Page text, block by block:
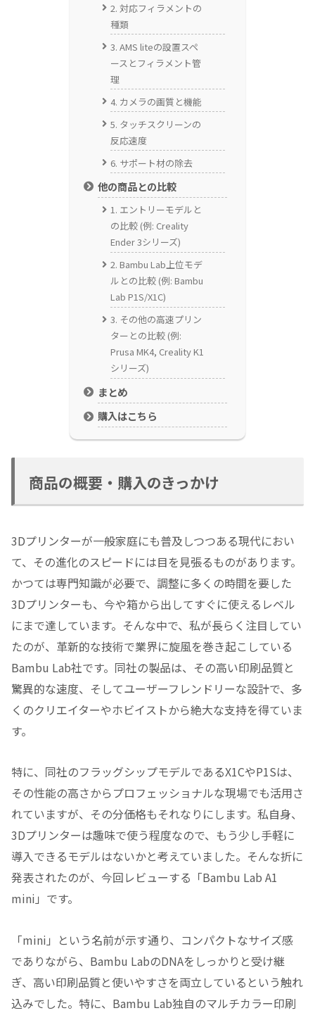
2. 対応フィラメントの
種類
3. AMS liteの設置スペ
ースとフィラメント管
理
4. カメラの画質と機能
5. タッチスクリーンの
反応速度
6. サポート材の除去
他の商品との比較
1. エントリーモデルと
の比較 (例: Creality
Ender 3シリーズ)
2. Bambu Lab上位モデ
ルとの比較 (例: Bambu
Lab P1S/X1C)
3. その他の高速プリン
ターとの比較 (例:
Prusa MK4, Creality K1
シリーズ)
まとめ
購入はこちら
商品の概要・購入のきっかけ
3Dプリンターが一般家庭にも普及しつつある現代におい
て、その進化のスピードには目を見張るものがあります。
かつては専門知識が必要で、調整に多くの時間を要した
3Dプリンターも、今や箱から出してすぐに使えるレベル
にまで達しています。そんな中で、私が長らく注目してい
たのが、革新的な技術で業界に旋風を巻き起こしている
Bambu Lab社です。同社の製品は、その高い印刷品質と
驚異的な速度、そしてユーザーフレンドリーな設計で、多
くのクリエイターやホビイストから絶大な支持を得ていま
す。
特に、同社のフラッグシップモデルであるX1CやP1Sは、
その性能の高さからプロフェッショナルな現場でも活用さ
れていますが、その分価格もそれなりにします。私自身、
3Dプリンターは趣味で使う程度なので、もう少し手軽に
導入できるモデルはないかと考えていました。そんな折に
発表されたのが、今回レビューする「Bambu Lab A1
mini」です。
「mini」という名前が示す通り、コンパクトなサイズ感
でありながら、Bambu LabのDNAをしっかりと受け継
ぎ、高い印刷品質と使いやすさを両立しているという触れ
込みでした。特に、Bambu Lab独自のマルチカラー印刷